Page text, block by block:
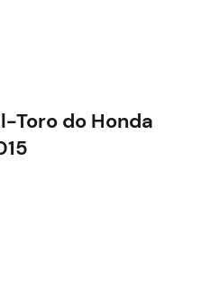
Toro do Honda